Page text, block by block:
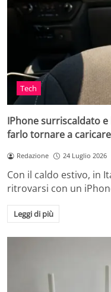
Tech
IPhone surriscaldato
farlo tornare a caricare
Redazione 24 Luglio 2026
Con il caldo estivo, in
ritrovarsi con un
Leggi di più